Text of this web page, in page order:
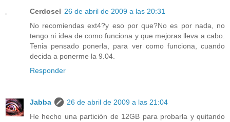
Cerdosel 26 de abril de 2009 a las 20:31
No recomiendas ext4?y eso por que?No es por nada, no
tengo ni idea de como funciona y que mejoras lleva a cabo.
Tenia pensado ponerla, para ver como funciona, cuando
decida a ponerme la 9.04.
Responder
Jabba
26 de abril de 2009 a las 21:04
He hecho una partición de 12GB para probarla y quitando